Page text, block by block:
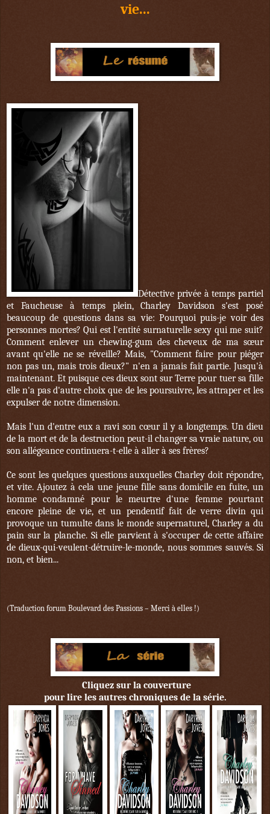
vie...
Détective privée à temps partiel
et Faucheuse à temps plein, Charley Davidson s'est posé
beaucoup de questions dans sa vie: Pourquoi puis-je voir des
personnes mortes? Qui est l'entité surnaturelle sexy qui me suit?
Comment enlever un chewing-gum des cheveux de ma sœur
avant qu'elle ne se réveille? Mais, "Comment faire pour piéger
non pas un, mais trois dieux?" n'en a jamais fait partie. Jusqu'à
maintenant. Et puisque ces dieux sont sur Terre pour tuer sa fille
elle n'a pas d'autre choix que de les poursuivre, les attraper et les
expulser de notre dimension.
Mais l'un d'entre eux a ravi son cœur il y a longtemps. Un dieu
de la mort et de la destruction peut-il changer sa vraie nature, ou
son allégeance continuera-t-elle à aller à ses frères?
Ce sont les quelques questions auxquelles Charley doit répondre,
et vite. Ajoutez à cela une jeune fille sans domicile en fuite, un
homme condamné pour le meurtre d'une femme pourtant
encore pleine de vie, et un pendentif fait de verre divin qui
provoque un tumulte dans le monde supernaturel, Charley a du
pain sur la planche. Si elle parvient à s'occuper de cette affaire
de dieux-qui-veulent-détruire-le-monde, nous sommes sauvés. Si
non, et bien...
(Traduction forum Boulevard des Passions – Merci à elles !)
Cliquez sur la couverture
pour lire les autres chroniques de la série.